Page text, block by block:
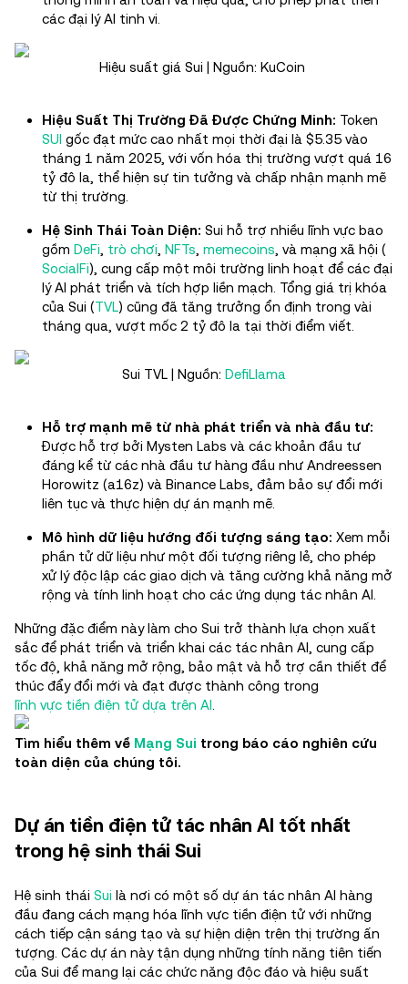
các đại lý AI tinh vi.
Hiệu suất giá Sui | Nguồn: KuCoin
Hiệu Suất Thị Trường Đã Được Chứng Minh: Token
SUI gốc đạt mức cao nhất mọi thời đại là $5.35 vào
tháng 1 năm 2025, với vốn hóa thị trường vượt quá 16
tỷ đô la, thể hiện sự tin tưởng và chấp nhận mạnh mẽ
từ thị trường.
Hệ Sinh Thái Toàn Diện: Sui hỗ trợ nhiều lĩnh vực bao
gồm DeFi trò chơi NFTs memecoins , và mạng xã hội (
SocialFi), cung cấp một môi trường linh hoạt để các đại
lý AI phát triển và tích hợp liền mạch. Tổng giá trị khóa
của Sui (TVL) cũng đã tăng trưởng ổn định trong vài
tháng qua, vượt mốc 2 tỷ đô la tại thời điểm viết.
Sui TVL | Nguồn: DefiLlama
Hỗ trợ mạnh mẽ từ nhà phát triển và nhà đầu tư:
Được hỗ trợ bởi Mysten Labs và các khoản đầu tư
đáng kể từ các nhà đầu tư hàng đầu như Andreessen
Horowitz (a16z) và Binance Labs, đảm bảo sự đổi mới
liên tục và thực hiện dự án mạnh mẽ.
Mô hình dữ liệu hướng đối tượng sáng tạo: Xem mỗi
phần tử dữ liệu như một đối tượng riêng lẻ, cho phép
xử lý độc lập các giao dịch và tăng cường khả năng mở
rộng và tính linh hoạt cho các ứng dụng tác nhân AI.
Những đặc điểm này làm cho Sui trở thành lựa chọn xuất
sắc để phát triển và triển khai các tác nhân AI, cung cấp
tốc độ, khả năng mở rộng, bảo mật và hỗ trợ cần thiết để
thúc đẩy đổi mới và đạt được thành công trong
lĩnh vực tiền điện tử dựa trên AI
Tìm hiểu thêm về Mạng Sui trong báo cáo nghiên cứu
toàn diện của chúng tôi.
Dự án tiền điện tử tác nhân AI tốt nhất
trong hệ sinh thái Sui
Hệ sinh thái Sui là nơi có một số dự án tác nhân AI hàng
đầu đang cách mạng hóa lĩnh vực tiền điện tử với những
cách tiếp cận sáng tạo và sự hiện diện trên thị trường ấn
tượng. Các dự án này tận dụng những tính năng tiên tiến
của Sui để mang lại các chức năng độc đáo và hiệu suất